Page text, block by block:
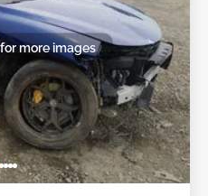
more images